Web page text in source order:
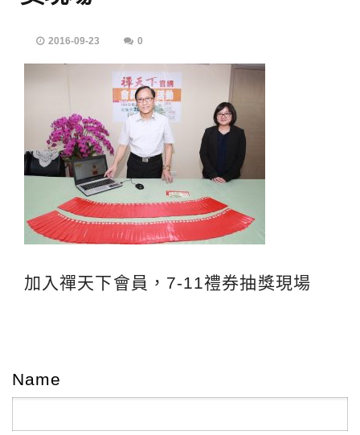
2016-09-23 0
加入禪天下會員，7-11禮券抽獎現場
Name